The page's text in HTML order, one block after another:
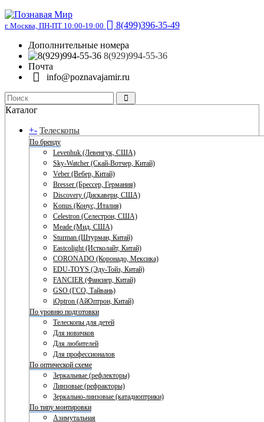
г. Москва, ПН-ПТ 10:00-19:00
8(499)396-35-49
Дополнительные номера
8(929)994-55-36
Почта
info@poznavajamir.ru
Каталог
+- Телескопы
По бренду
Levenhuk (Левенгук, США)
Sky-Watcher (Скай-Вотчер, Китай)
Veber (Вебер, Китай)
Bresser (Брессер, Германия)
Discovery (Дискавери, США)
Konus (Конус, Италия)
Celestron (Селестрон, США)
Meade (Мид, США)
Sturman (Штурман, Китай)
Eastcolight (Истколайт, Китай)
CORONADO (Коронадо, Мексика)
EDU-TOYS (Эду-Тойз, Китай)
FANCIER (Фансиер, Китай)
GSO (ГСО, Тайвань)
iOptron (АйОптрон, Китай)
По уровню подготовки
Телескопы для детей
Для новичков
Для любителей
Для профессионалов
По оптической схеме
Зеркальные (рефлекторы)
Линзовые (рефракторы)
Зеркально-линзовые (катадиоптрики)
По типу монтировки
Азимутальная